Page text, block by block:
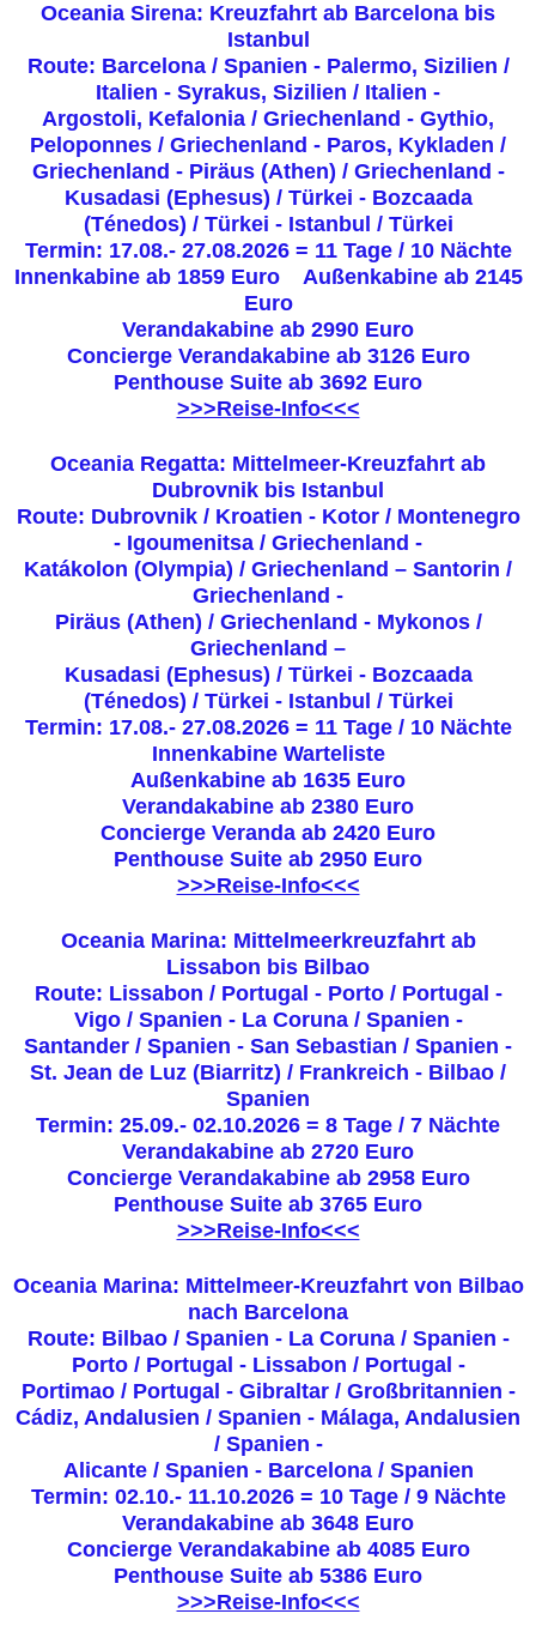
Oceania Sirena: Kreuzfahrt ab Barcelona bis
Istanbul
Route: Barcelona / Spanien - Palermo, Sizilien /
Italien - Syrakus, Sizilien / Italien -
Argostoli, Kefalonia / Griechenland - Gythio,
Peloponnes / Griechenland - Paros, Kykladen /
Griechenland - Piräus (Athen) / Griechenland -
Kusadasi (Ephesus) / Türkei - Bozcaada
(Ténedos) / Türkei - Istanbul / Türkei
Termin: 17.08.- 27.08.2026 = 11 Tage / 10 Nächte
Innenkabine ab 1859 Euro Außenkabine ab 2145
Euro
Verandakabine ab 2990 Euro
Concierge Verandakabine ab 3126 Euro
Penthouse Suite ab 3692 Euro
>>>Reise-Info<<<
Oceania Regatta: Mittelmeer-Kreuzfahrt ab
Dubrovnik bis Istanbul
Route: Dubrovnik / Kroatien - Kotor / Montenegro
- Igoumenitsa / Griechenland -
Katákolon (Olympia) / Griechenland – Santorin /
Griechenland -
Piräus (Athen) / Griechenland - Mykonos /
Griechenland –
Kusadasi (Ephesus) / Türkei - Bozcaada
(Ténedos) / Türkei - Istanbul / Türkei
Termin: 17.08.- 27.08.2026 = 11 Tage / 10 Nächte
Innenkabine Warteliste
Außenkabine ab 1635 Euro
Verandakabine ab 2380 Euro
Concierge Veranda ab 2420 Euro
Penthouse Suite ab 2950 Euro
>>>Reise-Info<<<
Oceania Marina: Mittelmeerkreuzfahrt ab
Lissabon bis Bilbao
Route: Lissabon / Portugal - Porto / Portugal -
Vigo / Spanien - La Coruna / Spanien -
Santander / Spanien - San Sebastian / Spanien -
St. Jean de Luz (Biarritz) / Frankreich - Bilbao /
Spanien
Termin: 25.09.- 02.10.2026 = 8 Tage / 7 Nächte
Verandakabine ab 2720 Euro
Concierge Verandakabine ab 2958 Euro
Penthouse Suite ab 3765 Euro
>>>Reise-Info<<<
Oceania Marina: Mittelmeer-Kreuzfahrt von Bilbao
nach Barcelona
Route: Bilbao / Spanien - La Coruna / Spanien -
Porto / Portugal - Lissabon / Portugal -
Portimao / Portugal - Gibraltar / Großbritannien -
Cádiz, Andalusien / Spanien - Málaga, Andalusien
/ Spanien -
Alicante / Spanien - Barcelona / Spanien
Termin: 02.10.- 11.10.2026 = 10 Tage / 9 Nächte
Verandakabine ab 3648 Euro
Concierge Verandakabine ab 4085 Euro
Penthouse Suite ab 5386 Euro
>>>Reise-Info<<<